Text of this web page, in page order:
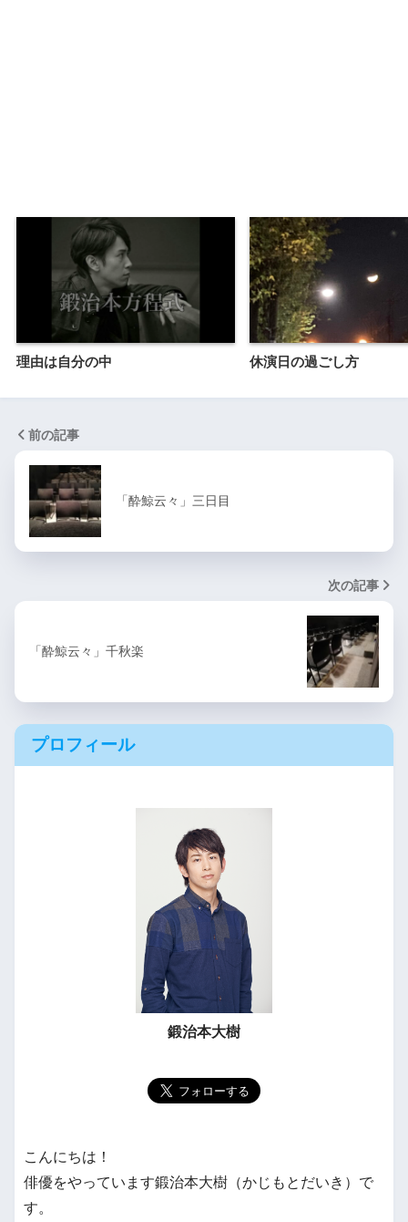
理由は自分の中 休演日の過ごし方
前の記事
「酔鯨云々」三日目
次の記事
「酔鯨云々」千秋楽
プロフィール
鍛治本大樹
こんにちは！
俳優をやっています鍛治本大樹（かじもとだいき）で
す。